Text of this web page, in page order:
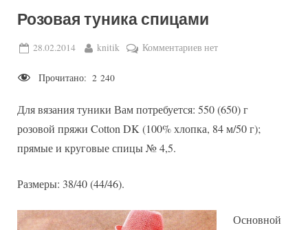
о
в
вязаные
модели
с
схемами.
Розовая туника спицами
Posted
28.02.2014 By
knitik Комментариевк
спицами
нет
Прочитано: 2 240
Для вязания туники Вам потребуется: 550 (650) г
розовой пряжи Cotton DK (100% хлопка, 84 м/50 г);
прямые и круговые спицы № 4,5.
Размеры: 38/40 (44/46).
Основной